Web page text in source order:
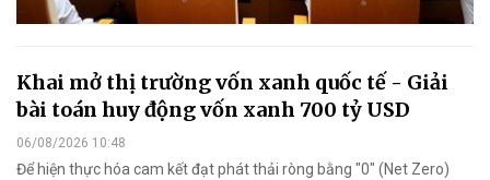
Khai mở thị trường vốn xanh quốc tế - Giải
bài toán huy động vốn xanh 700 tỷ USD
06/08/2026 10:48
Để hiện thực hóa cam kết đạt phát thải ròng bằng "0" (Net Zero)